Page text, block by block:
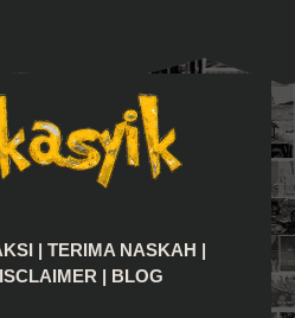
TERIMA NASKAH
BLOG